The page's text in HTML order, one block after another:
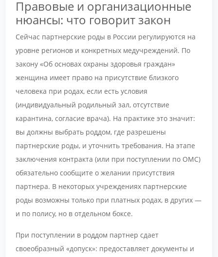
Правовые и организационные
нюансы: что говорит закон
Сейчас партнерские роды в России регулируются на
уровне регионов и конкретных медучреждений. По
закону «Об основах охраны здоровья граждан»
женщина имеет право на присутствие близкого
человека при родах, если есть условия
(индивидуальный родильный зал, отсутствие
карантина, согласие врача). На практике это значит:
вы должны выбрать роддом, где разрешены
партнерские роды, и уточнить требования. На этапе
заключения контракта (или при поступлении по ОМС)
обязательно сообщите о желании присутствия
партнера. В некоторых учреждениях партнерские
роды возможны только при платных родах, в других —
и по полису, но в отдельном боксе.
При поступлении в роддом партнер сдает
своеобразный «допуск»: предоставляет документы и